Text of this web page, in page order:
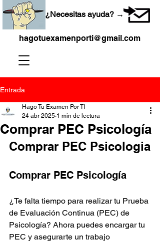
¿Necesitas ayuda? →
hagotuexamenporti@gmail.com
Entrada
Comprar PEC Psicología
Hago Tu Examen Por TI
24 abr 2025 1 min de lectura
Comprar PEC Psicologia
Comprar PEC Psicología
¿Te falta tiempo para realizar tu Prueba
de Evaluación Continua (PEC) de
Psicología? Ahora puedes encargar tu
PEC y asegurarte un trabajo